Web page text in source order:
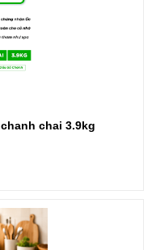
chai 3.9kg